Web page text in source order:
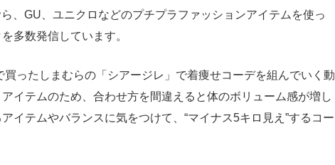
、GU、ユニクロなどのプチプラファッションアイテムを使っ
多数発信しています。
ったしまむらの「シアージレ」で着痩せコーデを組んでいく動
イテムのため、合わせ方を間違えると体のボリューム感が増し
イテムやバランスに気をつけて、“マイナス5キロ見え”するコー